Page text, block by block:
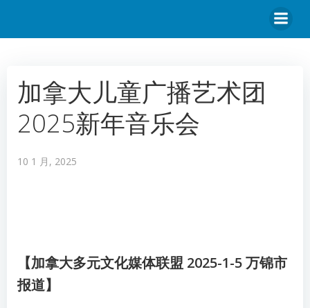
加拿大儿童广播艺术团
2025新年音乐会
10 1 月, 2025
【加拿大多元文化媒体联盟 2025-1-5 万锦市
报道】